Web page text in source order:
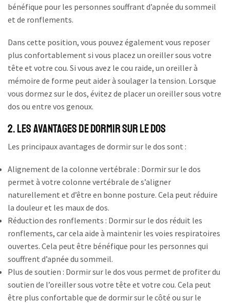
bénéfique pour les personnes souffrant d’apnée du sommeil
et de ronflements.
Dans cette position, vous pouvez également vous reposer
plus confortablement si vous placez un oreiller sous votre
tête et votre cou. Si vous avez le cou raide, un oreiller à
mémoire de forme peut aider à soulager la tension. Lorsque
vous dormez sur le dos, évitez de placer un oreiller sous votre
dos ou entre vos genoux.
2. Les avantages de dormir sur le dos
Les principaux avantages de dormir sur le dos sont :
Alignement de la colonne vertébrale : Dormir sur le dos
permet à votre colonne vertébrale de s’aligner
naturellement et d’être en bonne posture. Cela peut réduire
la douleur et les maux de dos.
Réduction des ronflements : Dormir sur le dos réduit les
ronflements, car cela aide à maintenir les voies respiratoires
ouvertes. Cela peut être bénéfique pour les personnes qui
souffrent d’apnée du sommeil.
Plus de soutien : Dormir sur le dos vous permet de profiter du
soutien de l’oreiller sous votre tête et votre cou. Cela peut
être plus confortable que de dormir sur le côté ou sur le